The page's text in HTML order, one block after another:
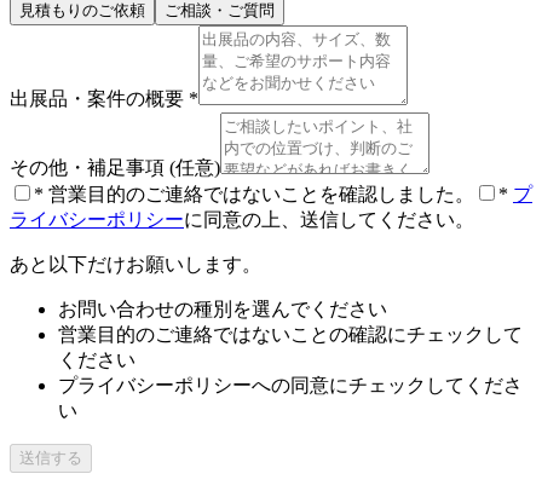
見積もりのご依頼 ご相談・ご質問
出展品・案件の概要 *
その他・補足事項 (任意)
* 営業目的のご連絡ではないことを確認しました。 * プ
ライバシーポリシーに同意の上、送信してください。
あと以下だけお願いします。
お問い合わせの種別を選んでください
営業目的のご連絡ではないことの確認にチェックして
ください
プライバシーポリシーへの同意にチェックしてくださ
い
送信する